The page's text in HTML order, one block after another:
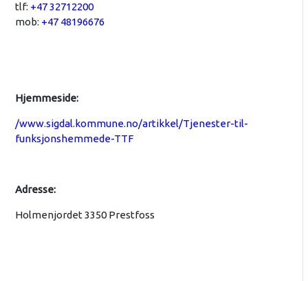
tlf: +47 32712200
mob: +47 48196676
Hjemmeside:
/www.sigdal.kommune.no/artikkel/Tjenester-til-
funksjonshemmede-TTF
Adresse:
Holmenjordet 3350 Prestfoss